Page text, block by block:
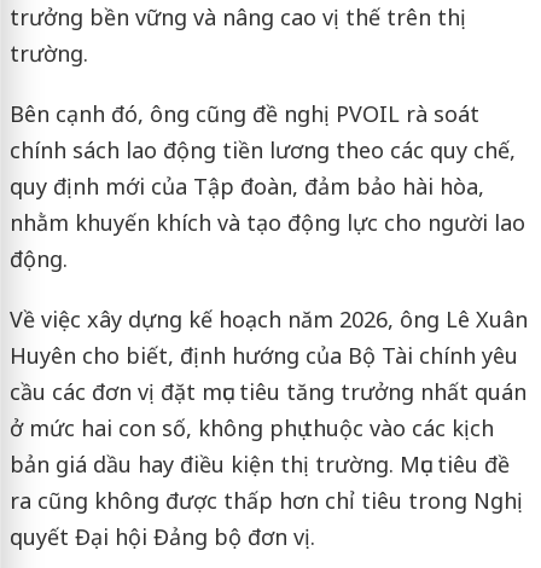
trưởng bền vững và nâng cao vị thế trên thị
trường.
Bên cạnh đó, ông cũng đề nghị PVOIL rà soát
chính sách lao động tiền lương theo các quy chế,
quy định mới của Tập đoàn, đảm bảo hài hòa,
nhằm khuyến khích và tạo động lực cho người lao
động.
Về việc xây dựng kế hoạch năm 2026, ông Lê Xuân
Huyên cho biết, định hướng của Bộ Tài chính yêu
cầu các đơn vị đặt mục tiêu tăng trưởng nhất quán
ở mức hai con số, không phụ thuộc vào các kịch
bản giá dầu hay điều kiện thị trường. Mục tiêu đề
ra cũng không được thấp hơn chỉ tiêu trong Nghị
quyết Đại hội Đảng bộ đơn vị.